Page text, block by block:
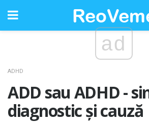
ad
ADHD
ADD sau ADHD -
diagnostic și cauză